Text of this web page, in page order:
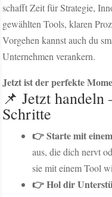
schafft Zeit für Strategie,
gewählten Tools, klaren
Vorgehen kannst auch du
Unternehmen verankern.
Jetzt ist der perfekte
📌 Jetzt handeln
Schritte
👉 Starte mit
aus, die dich nervt
sie mit einem Tool
👉 Hol dir